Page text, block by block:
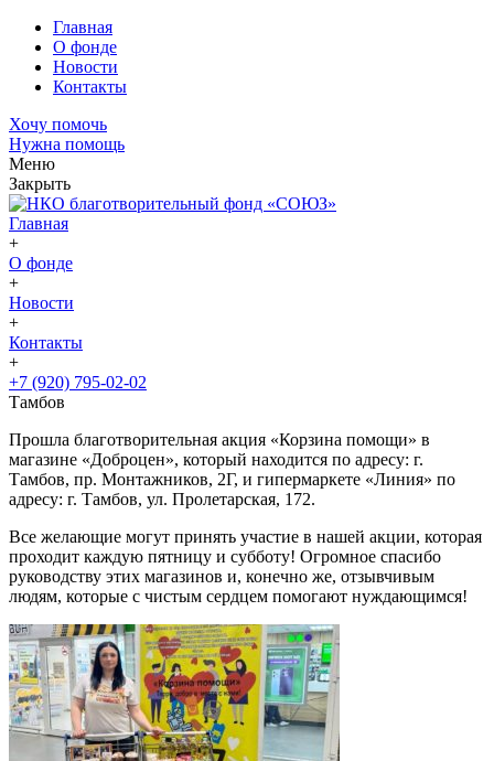
Главная
О фонде
Новости
Контакты
Хочу помочь
Нужна помощь
Меню
Закрыть
Главная
+
О фонде
+
Новости
+
Контакты
+
+7 (920) 795-02-02
Тамбов
Прошла благотворительная акция «Корзина помощи» в
магазине «Доброцен», который находится по адресу: г.
Тамбов, пр. Монтажников, 2Г, и гипермаркете «Линия» по
адресу: г. Тамбов, ул. Пролетарская, 172.
Все желающие могут принять участие в нашей акции, которая
проходит каждую пятницу и субботу! Огромное спасибо
руководству этих магазинов и, конечно же, отзывчивым
людям, которые с чистым сердцем помогают нуждающимся!